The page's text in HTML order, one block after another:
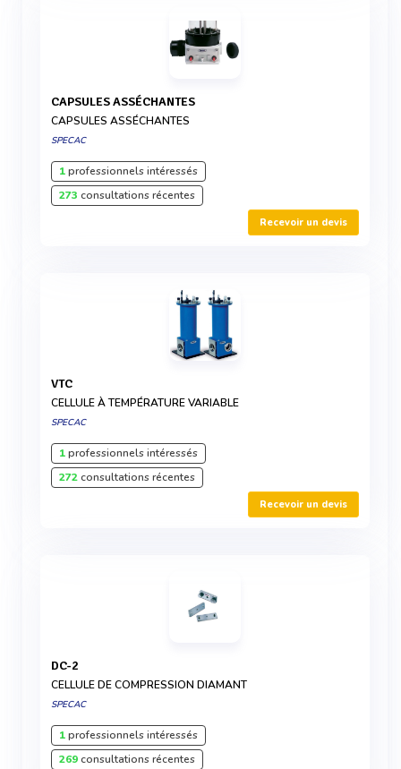
CAPSULES ASSÉCHANTES
CAPSULES ASSÉCHANTES
SPECAC
1professionnels intéressés
273 consultations récentes
Recevoir un devis
VTC
CELLULE À TEMPÉRATURE VARIABLE
SPECAC
1professionnels intéressés
272consultations récentes
Recevoir un devis
DC-2
CELLULE DE COMPRESSION DIAMANT
SPECAC
1professionnels intéressés
269consultations récentes